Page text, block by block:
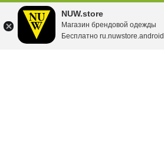
NUW.store
Магазин брендовой одежды
Бесплатно ru.nuwstore.android